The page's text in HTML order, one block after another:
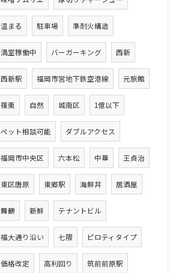
温まる 駐車場 準耐火構造
満室稼働中 バーガーキング 西新
西新駅 福岡市営地下鉄空港線 元旅館
篠栗 自然 城南区 1億以下
ペット相談可能 ダブルアクセス
福岡市中央区 六本松 中華 王貞治
東区唐原 東郷駅 海鮮丼 居酒屋
舞鶴 新鮮 テナントビル
福大通り沿い 七隈 ピロティタイプ
価格改定 高利回り 筑前前原駅